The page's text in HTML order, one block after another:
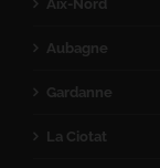
Aix-Nord
Aubagne
Gardanne
La Ciotat